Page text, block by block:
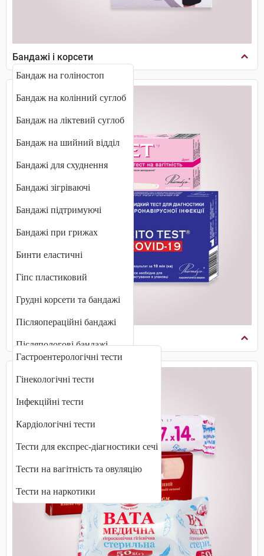
Бандажі і корсети
Бандаж на голіностоп
Бандаж на колінний суглоб
Бандаж на ліктевий суглоб
Бандаж на шийний відділ
Бандажі для схуднення
Бандажі зігріваючі
Бандажі підтримуючі
Бандажі при грижах
Бинти еластичні
Гіпс пластиковий
Грудні корсети та бандажі
Післяопераційні бандажі
Післяпологові бандажі
Гастроентерологічні тести
Гінекологічні тести
Інфекційні тести
Кардіологічні тести
Тести для експрес-діагностики сечі
Тести на вагітність та овуляцію
Тести на наркотики